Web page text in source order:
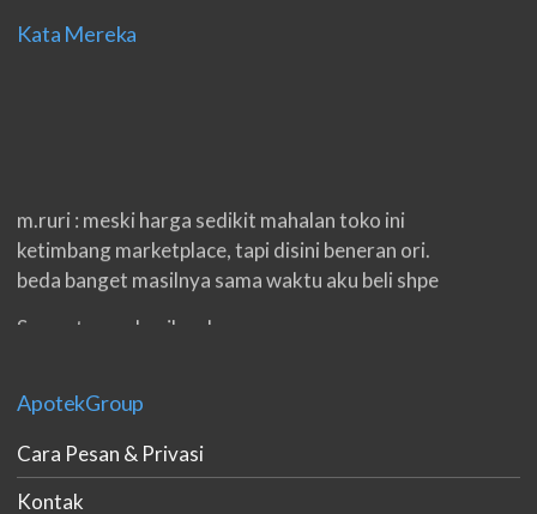
Kata Mereka
m.ruri : meski harga sedikit mahalan toko ini
ketimbang marketplace, tapi disini beneran ori.
beda banget masilnya sama waktu aku beli shpe
Suwanto : makasih pak.
double. beneran sama sekali tidak ada nama
eko padang : ko brang udh sampek, kan bru 2 hri
gan. cpet bgt
ApotekGroup
Cara Pesan & Privasi
Kontak